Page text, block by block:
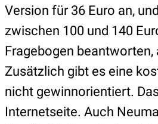
Version für 36 Euro an,
zwischen 100 und 140
Fragebogen
Zusätzlich gibt es eine
nicht gewinnorientiert.
Internetseite. Auch